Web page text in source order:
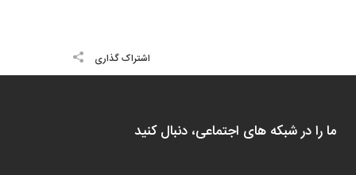
اشتراک گذاری
ما را در شبکه های اجتماعی، دنبال کنید